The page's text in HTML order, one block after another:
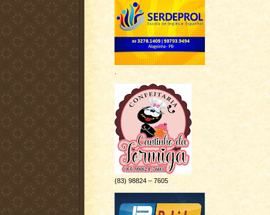
(83) 98824 – 7605